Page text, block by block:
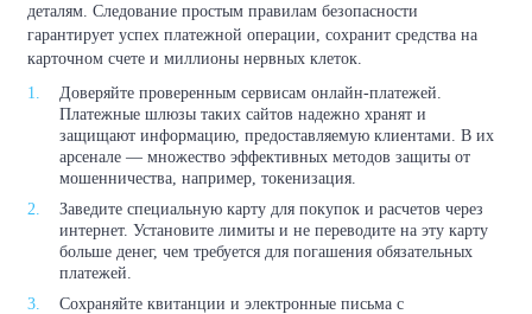
деталям. Следование простым правилам безопасности
гарантирует успех платежной операции, сохранит средства на
карточном счете и миллионы нервных клеток.
Доверяйте проверенным сервисам онлайн-платежей.
Платежные шлюзы таких сайтов надежно хранят и
защищают информацию, предоставляемую клиентами. В их
арсенале — множество эффективных методов защиты от
мошенничества, например, токенизация.
Заведите специальную карту для покупок и расчетов через
интернет. Установите лимиты и не переводите на эту карту
больше денег, чем требуется для погашения обязательных
платежей.
Сохраняйте квитанции и электронные письма с